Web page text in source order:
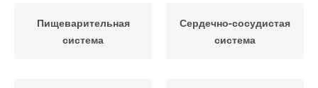
Пищеварительная
система
Сердечно-сосудистая
система